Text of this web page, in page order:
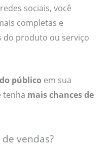
sociais, você
completas e
do produto ou serviço
público em sua
tenha mais chances de
vendas?